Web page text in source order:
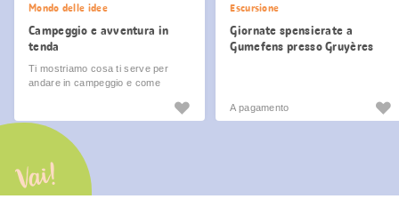
Mondo delle idee
Campeggio e avventura in
tenda
Ti mostriamo cosa ti serve per
andare in campeggio e come
Escursione
Giornate spensierate a
Gumefens presso Gruyères
A pagamento
Vai!